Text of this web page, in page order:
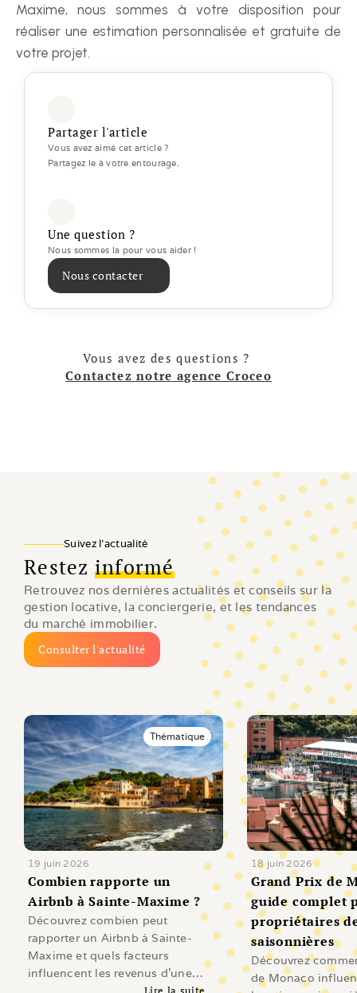
Maxime, nous sommes à votre disposition pour
réaliser une estimation personnalisée et gratuite de
votre projet.
Partager l'article
Vous avez aimé cet article ?
Partagez le à votre entourage.
Une question ?
Nous sommes la pour vous aider !
Nous contacter
Vous avez des questions ?
Contactez notre agence Croceo
Suivez l'actualité
Restez informé
Retrouvez nos dernières actualités et conseils sur la
gestion locative, la conciergerie, et les tendances
du marché immobilier.
Consulter l'actualité
Thématique
19 juin 2026
Combien rapporte un
Airbnb à Sainte-Maxime ?
Découvrez combien peut
rapporter un Airbnb à Sainte-
Maxime et quels facteurs
influencent les revenus d'une
18 juin 2026
Grand Prix de
guide complet
propriétaires
saisonnières
Découvrez
de Monaco